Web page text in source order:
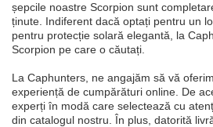
șepcile noastre Scorpion sunt
ținute. Indiferent dacă optați pentru un
pentru protecție solară elegantă, la
Scorpion pe care o căutați.
La Caphunters, ne angajăm să vă
experiență de cumpărături online. De
experți în modă care selectează cu
din catalogul nostru. În plus, datorită